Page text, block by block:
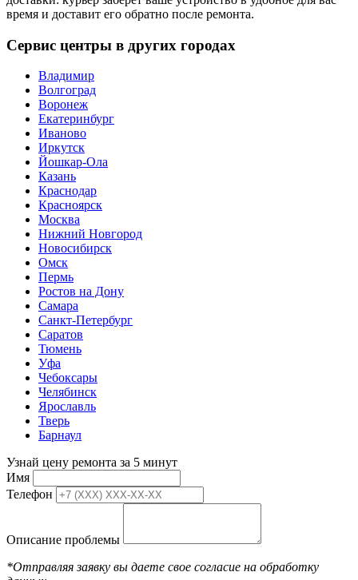
время и доставит его обратно после ремонта.
Сервис центры в других городах
Владимир
Волгоград
Воронеж
Екатеринбург
Иваново
Иркутск
Йошкар-Ола
Казань
Краснодар
Красноярск
Москва
Нижний Новгород
Новосибирск
Омск
Пермь
Ростов на Дону
Самара
Санкт-Петербург
Саратов
Тюмень
Уфа
Чебоксары
Челябинск
Ярославль
Тверь
Барнаул
Узнай цену ремонта за 5 минут
Имя
Телефон
Описание проблемы
*Отправляя заявку вы даете свое согласие на обработку